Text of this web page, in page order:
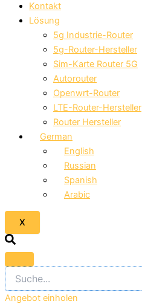
Kontakt
Lösung
5g Industrie-Router
5g-Router-Hersteller
Sim-Karte Router 5G
Autorouter
Openwrt-Router
LTE-Router-Hersteller
Router Hersteller
German
English
Russian
Spanish
Arabic
X
Angebot einholen